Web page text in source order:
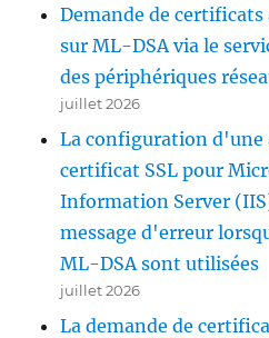
Demande de certificats
sur ML-DSA via le
des périphériques
juillet 2026
La configuration d'une
certificat SSL pour
Information Server
message d'erreur
ML-DSA sont utilisées
juillet 2026
La demande de